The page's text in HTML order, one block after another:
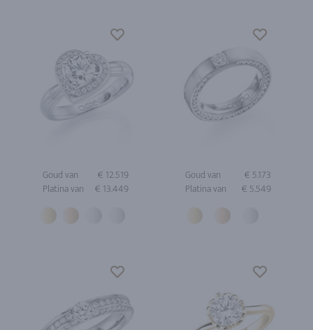
Goud van
€ 12.519
Platina van
€ 13.449
Goud van
€ 5.173
Platina van
€ 5.549